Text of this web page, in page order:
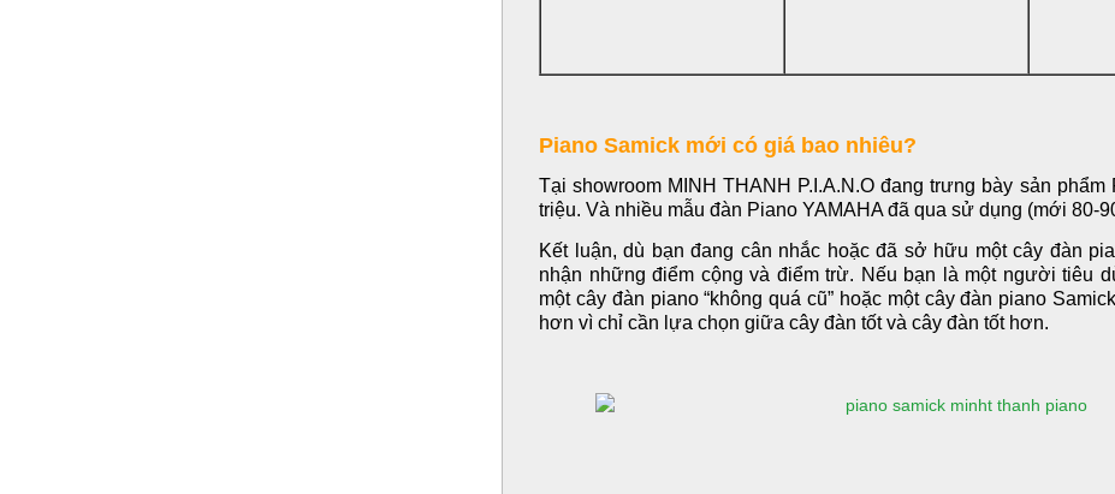
Piano Samick mới có giá bao nhiêu?
Tại showroom MINH THANH P.I.A.N.O đang trưng bày sản
triệu. Và nhiều mẫu đàn Piano YAMAHA đã qua sử dụng (mới 80-
Kết luận, dù bạn đang cân nhắc hoặc đã sở hữu một cây đàn
nhận những điểm cộng và điểm trừ. Nếu bạn là một người tiêu
một cây đàn piano “không quá cũ” hoặc một cây đàn piano
hơn vì chỉ cần lựa chọn giữa cây đàn tốt và cây đàn tốt hơn.